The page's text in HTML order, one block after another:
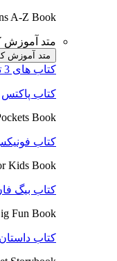
A-Z Book
متد آموزش
متد آموزش
کتاب های 3 تا 6 سال
کتاب پاکتس
Book
کتاب
Kids Book
کتاب بیگ
Fun Book
کتاب